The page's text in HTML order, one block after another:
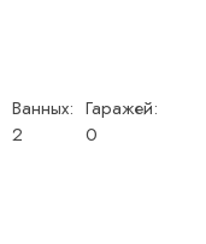
Ванных:
2
Гаражей:
0